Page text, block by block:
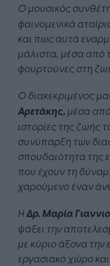
Ο μουσικός
φαινομενικά
και πως αυτά
μάλιστα, μέσα από
φουρτούνες στη
Ο διακεκριμένος
Αρετάκης, μέσα
ιστορίες της ζωής
συνύπαρξη των
σπουδαιότητα της
που έχουν τη
χαρούμενο έναν
ΗΔρ. Μαρία
ψάξει την
με κύριο άξονα την
εργασιακό χώρο